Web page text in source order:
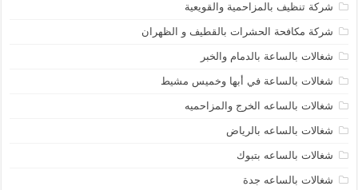
شركة تنظيف بالمزاحمية والقويعية
شركة مكافحة الحشرات بالقطيف و الظهران
شغالات بالساعة بالدمام والخبر
شغالات بالساعة في أبها وخميس مشيط
شغالات بالساعه الخرج والمزاحميه
شغالات بالساعه بالرياض
شغالات بالساعه بتبوك
شغالات بالساعه جدة